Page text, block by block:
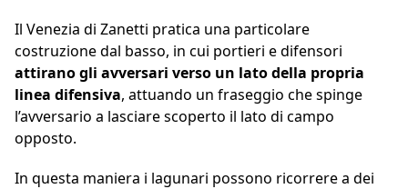
Il Venezia di Zanetti pratica una particolare
costruzione dal basso, in cui portieri e difensori
attirano gli avversari verso un lato della propria
linea difensiva, attuando un fraseggio che spinge
l’avversario a lasciare scoperto il lato di campo
opposto.
In questa maniera i lagunari possono ricorrere a dei